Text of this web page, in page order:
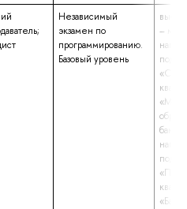
Независимый
экзамен по
программированию.
Базовый уровень
–